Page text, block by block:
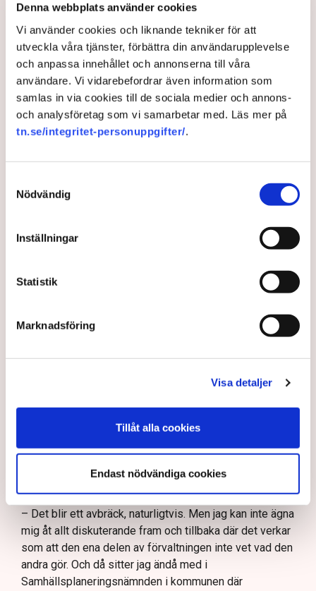
Denna webbplats använder cookies
Vi använder cookies och liknande tekniker för att
utveckla våra tjänster, förbättra din användarupplevelse
och anpassa innehållet och annonserna till våra
användare. Vi vidarebefordrar även information som
samlas in via cookies till de sociala medier och annons-
och analysföretag som vi samarbetar med. Läs mer på
tn.se/integritet-personuppgifter/.
Nödvändig
Inställningar
Statistik
Marknadsföring
Visa detaljer
Tillåt alla cookies
Endast nödvändiga cookies
Egentligen är det inte själva markisen som är det stora
problemet, det är de fyra benen som när markisen är
utfälld vilar på den kommunala marken. Om markisen
hade klarat sig utan stödben, varit frihängande, då hade
det inte varit något bekymmer med tillstånden.
– Jag kan ju tycka att det är lite väl hård tillämpning av
de nya riktlinjerna, suckar hon.
mot de nya riktlinjerna har fått Norrköpings kommun att
uppskov med rivningen av olika konstruktioner vid
träda i kraft.
”Kan ju inte riva någon annans
egendom.”
Men det hjälper inte Lindas Kula, av det faktum att
Alltså är det fastighetsägaren Stadsrum som har
fått något svar. Inte heller det är särskilt konstigt när
det gäller kommunen, säger Linda Nilsson.
Att du nu ställer in uteserveringen under sommaren,
hur påverkar det ekonomin?
– Det blir ett avbräck, naturligtvis. Men jag kan inte ägna
mig åt allt diskuterande fram och tillbaka där det verkar
som att den ena delen av förvaltningen inte vet vad den
andra gör. Och då sitter jag ändå med i
Samhällsplaneringsnämnden i kommunen där